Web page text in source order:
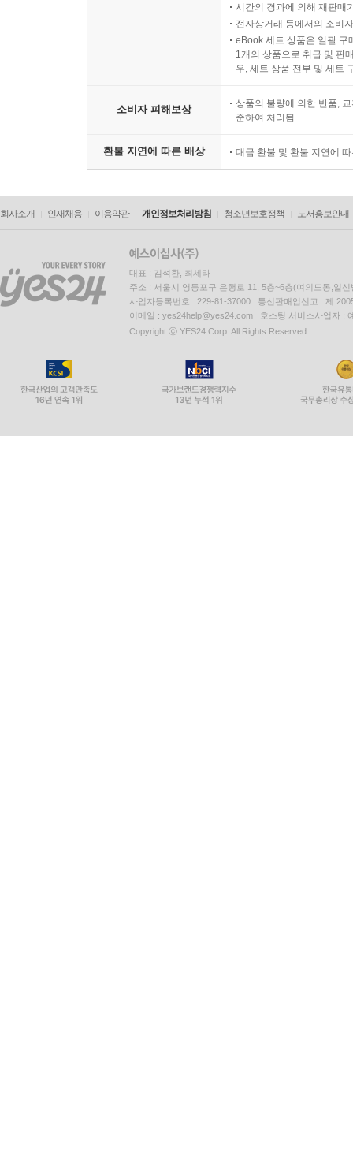
시간의 경과에 의해 재판매
전자상거래 등에서의 소비
eBook 세트 상품은 일괄 구
1개의 상품으로 취급 및 판
우, 세트 상품 전부 및 세트
소비자 피해보상
상품의 불량에 의한 반품,
준하여 처리됨
환불 지연에 따른 배상 대금 환불 및 환불 지연에
회사소개 인재채용 이용약관 개인정보처리방침 청소년보호정책 도서홍보안내
대표 : 김석환, 최세라
주소 : 서울시 영등포구 은행로 11, 5층~6층(여의도동,일신
사업자등록번호 : 229-81-37000 통신판매업신고 : 제
이메일 : yes24help@yes24.com 호스팅 서비스사업자 :
Copyright ⓒ YES24 Corp. All Rights Reserved.